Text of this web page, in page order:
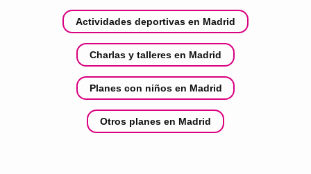
Actividades deportivas en Madrid
Charlas y talleres en Madrid
Planes con niños en Madrid
Otros planes en Madrid